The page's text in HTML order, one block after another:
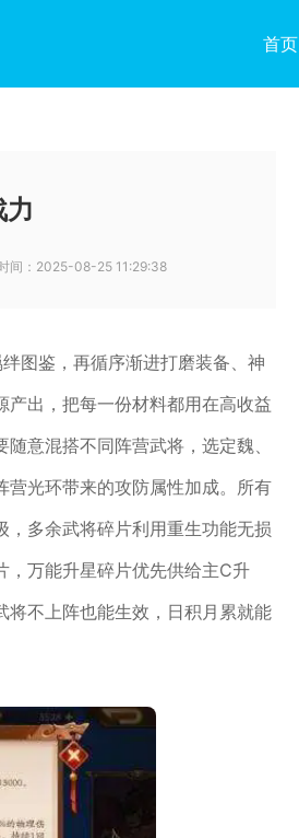
首页
间： 2025-08-25 11:29:38
图鉴，再循序渐进打磨装备、神
出，把每一份材料都用在高收益
意混搭不同阵营武将，选定魏、
营光环带来的攻防属性加成。所有
多余武将碎片利用重生功能无损
，万能升星碎片优先供给主C升
将不上阵也能生效，日积月累就能